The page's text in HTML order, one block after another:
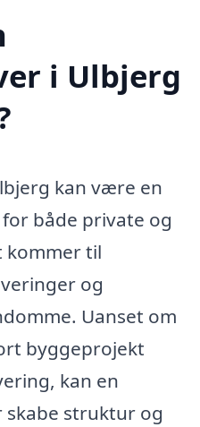
i Ulbjerg
kan være en
både private og
kommer til
og
Uanset om
byggeprojekt
kan en
struktur og